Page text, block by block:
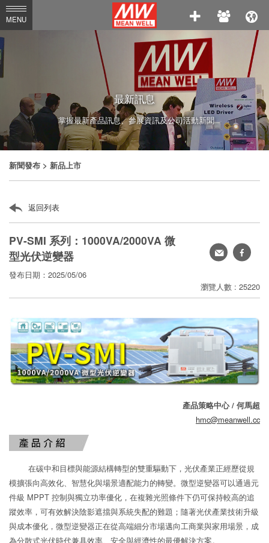
MEAN
WELL
Enterprises
Co.,
Ltd.
MENU
最新訊息
掌握最新產品訊息、參展資訊及公司活動新聞
新聞發布 > 新品上市
返回列表
PV-SMI 系列：1000VA/2000VA 微
型光伏逆變器
發布日期：2025/05/06
瀏覽人數 : 25220
轉
分
產品策略中心 / 何馬超
hmc@meanwell.cc
在碳中和目標與能源結構轉型的雙重驅動下，光伏產業正經歷從規
模擴張向高效化、智慧化與場景適配能力的轉變。微型逆變器可以通過元
件級 MPPT 控制與獨立功率優化，在複雜光照條件下仍可保持較高的追
蹤效率，可有效解決陰影遮擋與系統失配的難題；隨著光伏產業技術升級
與成本優化，微型逆變器正在從高端細分市場邁向工商業與家用場景，成
為分散式光伏時代兼具效率、安全與經濟性的最優解決方案。